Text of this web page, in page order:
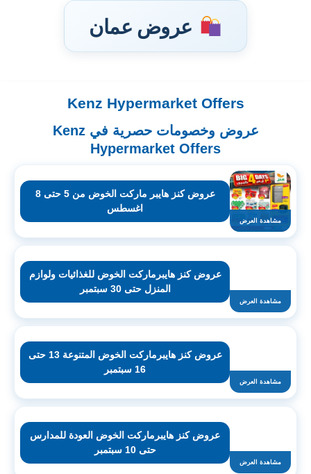
عروض عمان
Kenz Hypermarket Offers
عروض وخصومات حصرية في Kenz
Hypermarket Offers
مشاهدة العرض
عروض كنز هايبر ماركت الخوض من 5 حتى 8
اغسطس
مشاهدة العرض
عروض كنز هايبرماركت الخوض للغذائيات ولوازم
المنزل حتى 30 سبتمبر
مشاهدة العرض
عروض كنز هايبرماركت الخوض المتنوعة 13 حتى
16 سبتمبر
مشاهدة العرض
عروض كنز هايبرماركت الخوض العودة للمدارس
حتى 10 سبتمبر